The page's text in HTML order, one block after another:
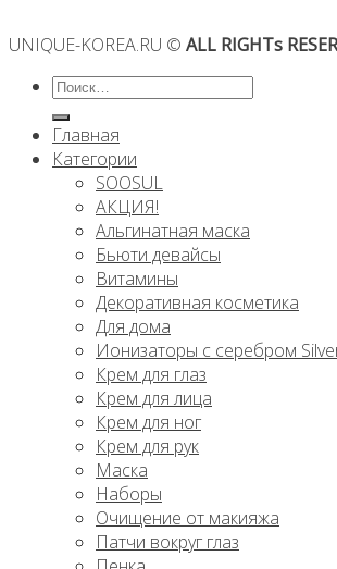
UNIQUE-KOREA.RU © ALL RIGHTs
Искать:
Главная
Категории
SOOSUL
АКЦИЯ!
Альгинатная маска
Бьюти девайсы
Витамины
Декоративная косметика
Для дома
Ионизаторы с серебром
Крем для глаз
Крем для лица
Крем для ног
Крем для рук
Маска
Наборы
Очищение от макияжа
Патчи вокруг глаз